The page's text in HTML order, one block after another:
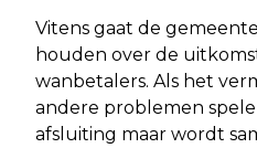
Vitens gaat de
houden over de
wanbetalers. Als het
andere problemen
afsluiting maar wordt